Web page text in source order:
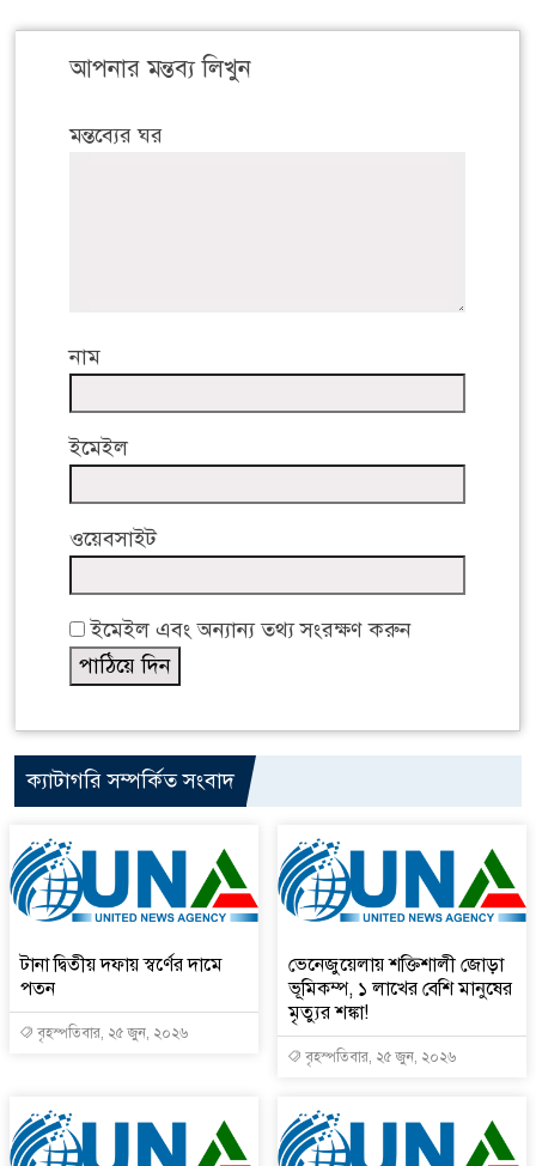
আপনার মন্তব্য লিখুন
মন্তব্যের ঘর
নাম
ইমেইল
ওয়েবসাইট
ইমেইল এবং অন্যান্য তথ্য সংরক্ষণ করুন
ক্যাটাগরি সম্পর্কিত সংবাদ
টানা দ্বিতীয় দফায় স্বর্ণের দামে
পতন
বৃহস্পতিবার, ২৫ জুন, ২০২৬
ভেনেজুয়েলায় শক্তিশালী জোড়া
ভূমিকম্প, ১ লাখের বেশি মানুষের
মৃত্যুর শঙ্কা!
বৃহস্পতিবার, ২৫ জুন, ২০২৬